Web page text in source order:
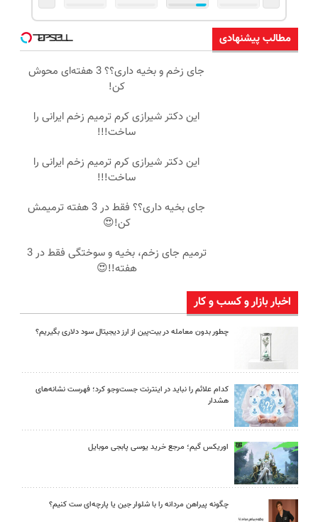
مطالب پیشنهادی
جای زخم و بخیه داری؟؟ 3 هفته‌ای محوش
کن!
این دکتر شیرازی کرم ترمیم زخم ایرانی را
ساخت!!!
این دکتر شیرازی کرم ترمیم زخم ایرانی را
ساخت!!!
جای بخیه داری؟؟ فقط در 3 هفته ترمیمش
کن!😍
ترمیم جای زخم، بخیه و سوختگی فقط در 3
هفته!!😍
اخبار بازار و کسب و کار
چطور بدون معامله در بیت‌پین از ارز دیجیتال سود دلاری بگیریم؟
کدام علائم را نباید در اینترنت جست‌وجو کرد؛ فهرست نشانه‌های
هشدار
اوریکس گیم؛ مرجع خرید یوسی پابجی موبایل
چگونه پیراهن مردانه را با شلوار جین یا پارچه‌ای ست کنیم؟